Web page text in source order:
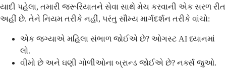
યાદી પહેલા, તમારી જરૂરિયાતને સેવા સાથે મેચ કરવાની એક સરળ રીત
અહીં છે. તેને નિયમ તરીકે નહીં, પરંતુ સૌમ્ય માર્ગદર્શન તરીકે વાંચો:
એક જગ્યાએ મહિલા સંભાળ જોઈએ છે? ઓગસ્ટ AI ધ્યાનમાં
લો.
વીમો છે અને ઘણી ગોળીઓના બ્રાન્ડ જોઈએ છે? નર્ક્સ જુઓ.